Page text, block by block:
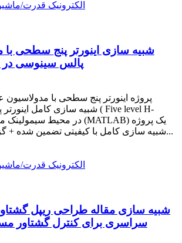
شبیه سازی اینورتر پنج سطحی
پالس سینوسی
پروژه اینورتر پنج سطحی با
شبیه سازی کامل با کیفیتی تضمین شده + گزارش پروژه فارسی...
شبیه سازی مقاله طراحی ریپل
سراسری برای کنترل گشتاور